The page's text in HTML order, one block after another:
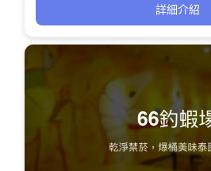
客，老闆也會不定時加放大尾
期待與驚喜。
詳細介紹